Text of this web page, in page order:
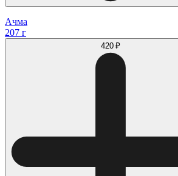
Ачма
207 г
420 ₽